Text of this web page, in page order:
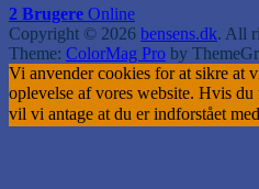
2 Brugere Online
Copyright © 2026 bensens.dk. All
Theme: ColorMag Pro by
Vi anvender cookies for at sikre at
oplevelse af vores website. Hvis
vil vi antage at du er indforstået